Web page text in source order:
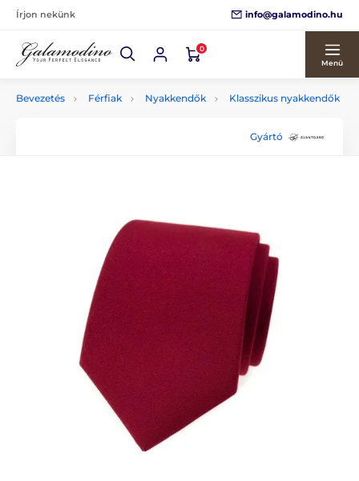
Írjon nekünk info@galamodino.hu
0
Menü
Bevezetés Férfiak Nyakkendők Klasszikus nyakkendők
Gyártó